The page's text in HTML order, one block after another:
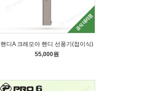
핸디A 크레모아 핸디 선풍기(접이식)
55,000원